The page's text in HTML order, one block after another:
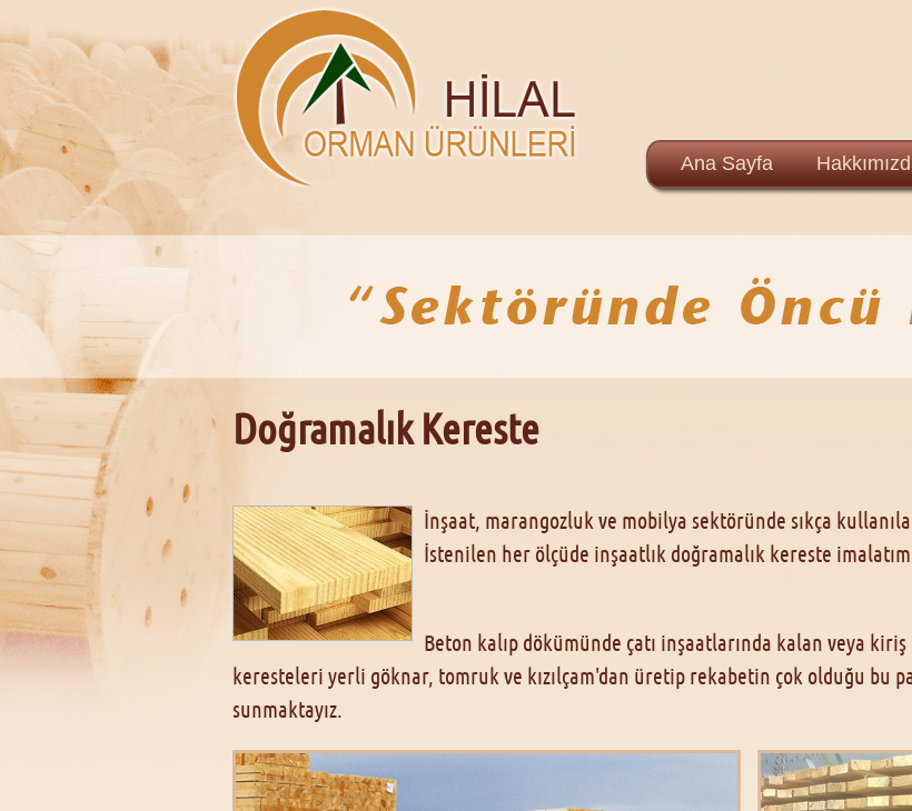
Ana Sayfa
Doğramalık Kereste
İnşaat, marangozluk ve mobilya sektöründe sıkça
İstenilen her ölçüde inşaatlık doğramalık kereste
Beton kalıp dökümünde çatı inşaatlarında kalan veya
keresteleri yerli göknar, tomruk ve kızılçam'dan üretip rekabetin çok olduğu bu
sunmaktayız.